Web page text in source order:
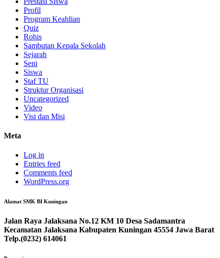
Profil
Program Keahlian
Quiz
Rohis
Sambutan Kepala Sekolah
Sejarah
Seni
Siswa
Staf TU
Struktur Organisasi
Uncategorized
Video
Visi dan Misi
Meta
Log in
Entries feed
Comments feed
WordPress.org
Alamat SMK BI Kuningan
Jalan Raya Jalaksana No.12 KM 10 Desa Sadamantra
Kecamatan Jalaksana Kabupaten Kuningan 45554 Jawa Barat
Telp.(0232) 614061